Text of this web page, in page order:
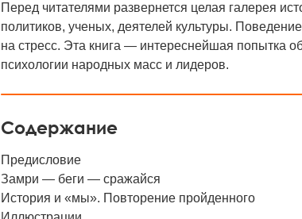
Перед читателями развернется целая галерея
политиков, ученых, деятелей культуры.
на стресс. Эта книга — интереснейшая попытка
психологии народных масс и лидеров.
Содержание
Предисловие
Замри — беги — сражайся
История и «мы». Повторение пройденного